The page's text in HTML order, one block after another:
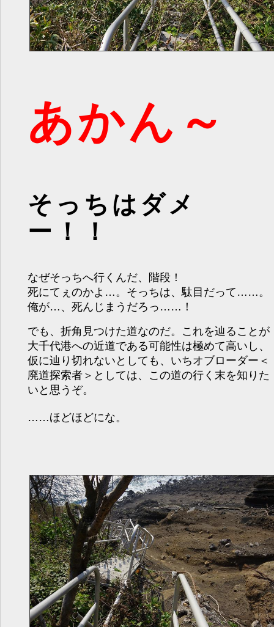
あかん～
そっちはダメ
ー！！
なぜそっちへ行くんだ、階段！
死にてぇのかよ…。そっちは、駄目だって……。
俺が…、死んじまうだろっ……！
でも、折角見つけた道なのだ。これを辿ることが
大千代港への近道である可能性は極めて高いし、
仮に辿り切れないとしても、いちオブローダー＜
廃道探索者＞としては、この道の行く末を知りた
いと思うぞ。
……ほどほどにな。